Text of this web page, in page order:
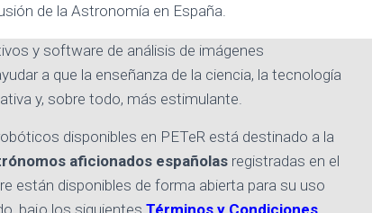
de la Astronomía en España.
y software de análisis de imágenes
a que la enseñanza de la ciencia, la tecnología
y, sobre todo, más estimulante.
disponibles en PETeR está destinado a la
aficionados españolasregistradas en el
están disponibles de forma abierta para su uso
bajo los siguientes Términos y Condiciones